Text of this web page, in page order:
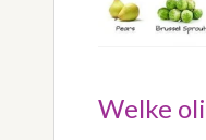
Welke